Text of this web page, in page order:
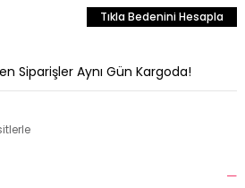
Tıkla Bedenini Hesapla
Siparişler Aynı Gün Kargoda!